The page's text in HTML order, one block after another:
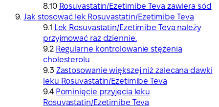
Rosuvastatin/Ezetimibe Teva zawiera sód
Jak stosować lek Rosuvastatin/Ezetimibe Teva
Lek Rosuvastatin/Ezetimibe Teva należy
przyjmować raz dziennie.
Regularne kontrolowanie stężenia
cholesterolu
Zastosowanie większej niż zalecana dawki
leku Rosuvastatin/Ezetimibe Teva
Pominięcie przyjęcia leku
Rosuvastatin/Ezetimibe Teva